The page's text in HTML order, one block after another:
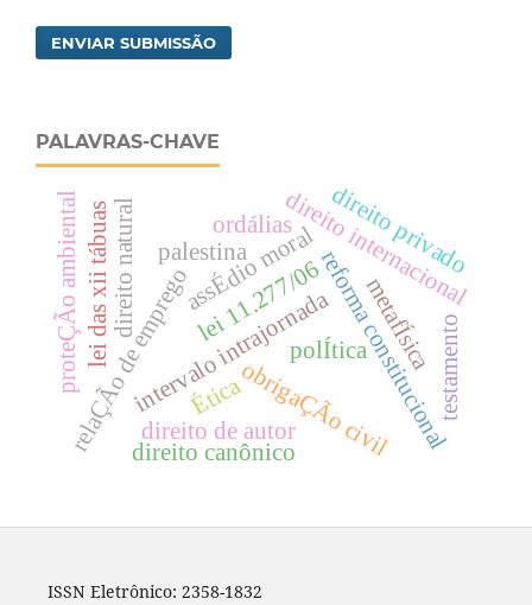
ENVIAR SUBMISSÃO
PALAVRAS-CHAVE
assÉdio moral
intervalo intrajornada
direito internacional
reforma constitucional
relaÇÃo de emprego obrigaÇÃo civil
proteÇÃo ambiental direito natural
testamento
direito de autor
polÍtica
lei das xii tábuas direito privado
lei 11.277/06
Ética
direito canônico
ordálias
metafÍsica
palestina
ISSN Eletrônico: 2358-1832